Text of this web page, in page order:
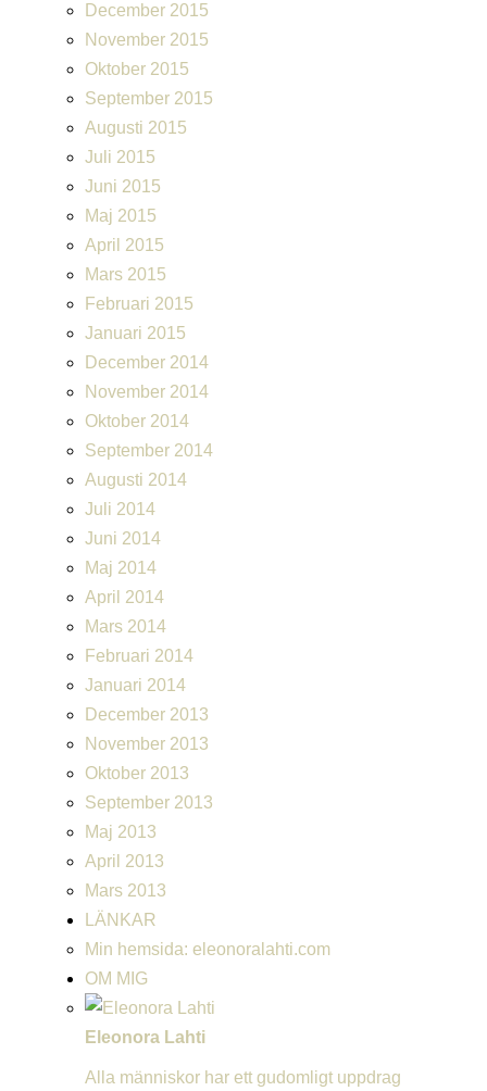
December 2015
November 2015
Oktober 2015
September 2015
Augusti 2015
Juli 2015
Juni 2015
Maj 2015
April 2015
Mars 2015
Februari 2015
Januari 2015
December 2014
November 2014
Oktober 2014
September 2014
Augusti 2014
Juli 2014
Juni 2014
Maj 2014
April 2014
Mars 2014
Februari 2014
Januari 2014
December 2013
November 2013
Oktober 2013
September 2013
Maj 2013
April 2013
Mars 2013
LÄNKAR
Min hemsida: eleonoralahti.com
OM MIG
Eleonora Lahti
Alla människor har ett gudomligt uppdrag